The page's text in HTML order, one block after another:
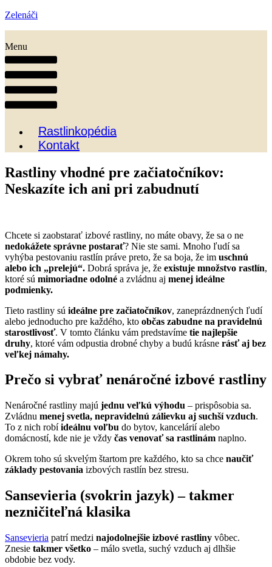
Zelenáči
Menu
Rastlinkopédia
Kontakt
Rastliny vhodné pre začiatočníkov:
Neskazíte ich ani pri zabudnutí
Chcete si zaobstarať izbové rastliny, no máte obavy, že sa o ne
nedokážete správne postarať? Nie ste sami. Mnoho ľudí sa
vyhýba pestovaniu rastlín práve preto, že sa boja, že im uschnú
alebo ich „prelejú“. Dobrá správa je, že existuje množstvo rastlín,
ktoré sú mimoriadne odolné a zvládnu aj menej ideálne
podmienky.
Tieto rastliny sú ideálne pre začiatočníkov, zaneprázdnených ľudí
alebo jednoducho pre každého, kto občas zabudne na pravidelnú
starostlivosť. V tomto článku vám predstavíme tie najlepšie
druhy, ktoré vám odpustia drobné chyby a budú krásne rásť aj bez
veľkej námahy.
Prečo si vybrať nenáročné izbové rastliny
Nenáročné rastliny majú jednu veľkú výhodu – prispôsobia sa.
Zvládnu menej svetla, nepravidelnú zálievku aj suchší vzduch.
To z nich robíideálnu voľbu do bytov, kancelárií alebo
domácností, kde nie je vždy čas venovať sa rastlinám naplno.
Okrem toho sú skvelým štartom pre každého, kto sa chce naučiť
základy pestovania izbových rastlín bez stresu.
Sansevieria (svokrin jazyk) – takmer
nezničiteľná klasika
Sansevieria patrí medzi najodolnejšie izbové rastliny vôbec.
Znesie takmer všetko – málo svetla, suchý vzduch aj dlhšie
obdobie bez vody.